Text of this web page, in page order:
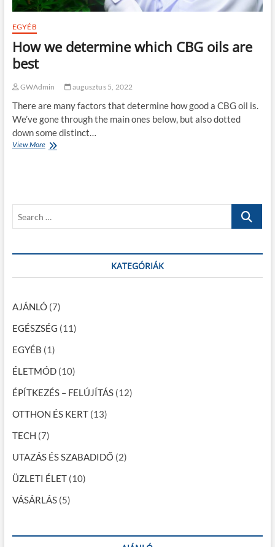
EGYÉB
How we determine which CBG oils are
best
GWAdmin augusztus 5, 2022
There are many factors that determine how good a CBG oil is.
We’ve gone through the main ones below, but also dotted
down some distinct…
View MoreH
t
m
n
h
c
C
B
G
o
i
l
s
a
r
e
e
t
r
h
KATEGÓRIÁK
AJÁNLÓ(7)
EGÉSZSÉG (11)
EGYÉB (1)
ÉLETMÓD(10)
ÉPÍTKEZÉS – FELÚJÍTÁS(12)
OTTHON ÉS KERT(13)
TECH (7)
UTAZÁS ÉS SZABADIDŐ (2)
ÜZLETI ÉLET(10)
VÁSÁRLÁS(5)